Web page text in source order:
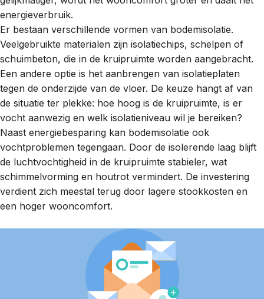
energieverbruik.
Er bestaan verschillende vormen van bodemisolatie.
Veelgebruikte materialen zijn isolatiechips, schelpen of
schuimbeton, die in de kruipruimte worden aangebracht.
Een andere optie is het aanbrengen van isolatieplaten
tegen de onderzijde van de vloer. De keuze hangt af van
de situatie ter plekke: hoe hoog is de kruipruimte, is er
vocht aanwezig en welk isolatieniveau wil je bereiken?
Naast energiebesparing kan bodemisolatie ook
vochtproblemen tegengaan. Door de isolerende laag blijft
de luchtvochtigheid in de kruipruimte stabieler, wat
schimmelvorming en houtrot vermindert. De investering
verdient zich meestal terug door lagere stookkosten en
een hoger wooncomfort.